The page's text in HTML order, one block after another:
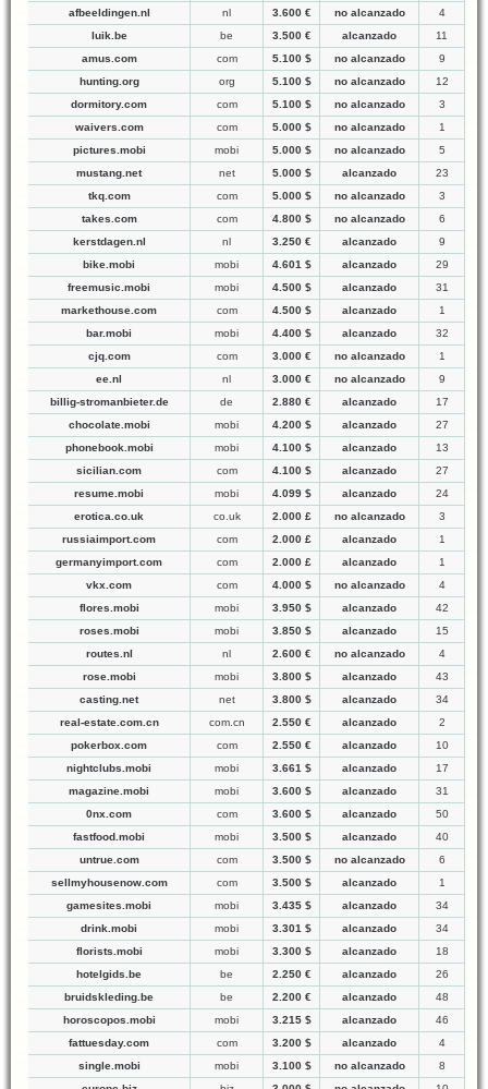
afbeeldingen.nl nl 3.600 € no alcanzado
4
luik.be
be 3.500 € alcanzado
11
amus.com
com 5.100 $ no alcanzado
9
hunting.org
org 5.100 $ no alcanzado
12
dormitory.com
com 5.100 $ no alcanzado
3
waivers.com
com 5.000 $ no alcanzado
1
pictures.mobi
mobi 5.000 $ no alcanzado
5
mustang.net
net 5.000 $ alcanzado
23
tkq.com
com 5.000 $ no alcanzado
3
takes.com
com 4.800 $ no alcanzado
6
kerstdagen.nl
nl 3.250 € alcanzado
9
bike.mobi
mobi 4.601 $ alcanzado
29
freemusic.mobi
mobi 4.500 $ alcanzado
31
markethouse.com
com 4.500 $ alcanzado
1
bar.mobi
mobi 4.400 $ alcanzado
32
cjq.com
com 3.000 € no alcanzado
1
ee.nl
nl 3.000 € no alcanzado
9
billig-stromanbieter.de
de 2.880 € alcanzado
17
chocolate.mobi
mobi 4.200 $ alcanzado
27
phonebook.mobi
mobi 4.100 $ alcanzado
13
sicilian.com
com 4.100 $ alcanzado
27
resume.mobi
mobi 4.099 $ alcanzado
24
erotica.co.uk
co.uk 2.000 £ no alcanzado
3
russiaimport.com
com 2.000 £ alcanzado
1
germanyimport.com
com 2.000 £ alcanzado
1
vkx.com
com 4.000 $ no alcanzado
4
flores.mobi
mobi 3.950 $ alcanzado
42
roses.mobi
mobi 3.850 $ alcanzado
15
routes.nl
nl 2.600 € no alcanzado
4
rose.mobi
mobi 3.800 $ alcanzado
43
casting.net
net 3.800 $ alcanzado
34
real-estate.com.cn
com.cn 2.550 € alcanzado
2
pokerbox.com
com 2.550 € alcanzado
10
nightclubs.mobi
mobi 3.661 $ alcanzado
17
magazine.mobi
mobi 3.600 $ alcanzado
31
0nx.com
com 3.600 $ alcanzado
50
fastfood.mobi
mobi 3.500 $ alcanzado
40
untrue.com
com 3.500 $ no alcanzado
6
sellmyhousenow.com
com 3.500 $ alcanzado
1
gamesites.mobi
mobi 3.435 $ alcanzado
34
drink.mobi
mobi 3.301 $ alcanzado
34
florists.mobi
mobi 3.300 $ alcanzado
18
hotelgids.be
be 2.250 € alcanzado
26
bruidskleding.be
be 2.200 € alcanzado
48
horoscopos.mobi
mobi 3.215 $ alcanzado
46
fattuesday.com
com 3.200 $ alcanzado
4
single.mobi
mobi 3.100 $ no alcanzado
8